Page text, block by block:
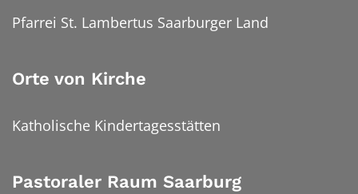
Pfarrei St. Lambertus Saarburger Land
Orte von Kirche
Katholische Kindertagesstätten
Pastoraler Raum Saarburg